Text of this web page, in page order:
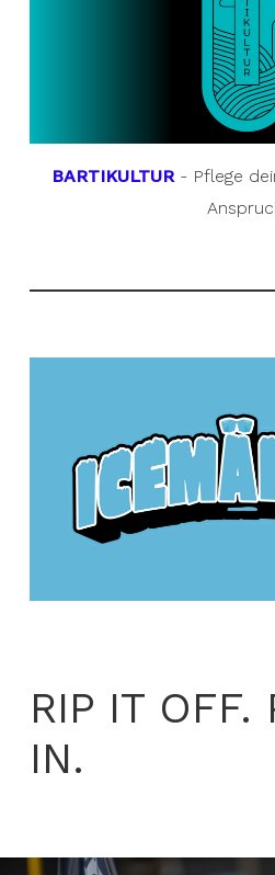
BARTIKULTUR- Pflege
RIP IT OFF.
IN.